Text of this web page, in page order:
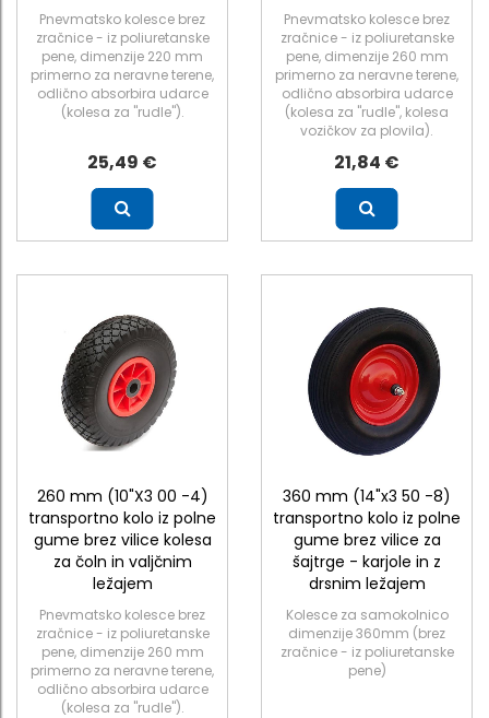
Pnevmatsko kolesce brez
zračnice - iz poliuretanske
pene, dimenzije 220 mm
primerno za neravne terene,
odlično absorbira udarce
(kolesa za "rudle").
25,49 €
Pnevmatsko kolesce brez
zračnice - iz poliuretanske
pene, dimenzije 260 mm
primerno za neravne terene,
odlično absorbira udarce
(kolesa za "rudle", kolesa
vozičkov za plovila).
21,84 €
260 mm (10"X3 00 -4)
transportno kolo iz polne
gume brez vilice kolesa
za čoln in valjčnim
ležajem
Pnevmatsko kolesce brez
zračnice - iz poliuretanske
pene, dimenzije 260 mm
primerno za neravne terene,
odlično absorbira udarce
(kolesa za "rudle").
360 mm (14"x3 50 -8)
transportno kolo iz polne
gume brez vilice za
šajtrge - karjole in z
drsnim ležajem
Kolesce za samokolnico
dimenzije 360mm (brez
zračnice - iz poliuretanske
pene)